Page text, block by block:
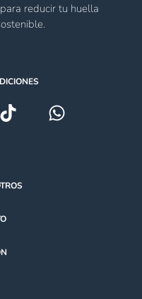
reducir tu huella